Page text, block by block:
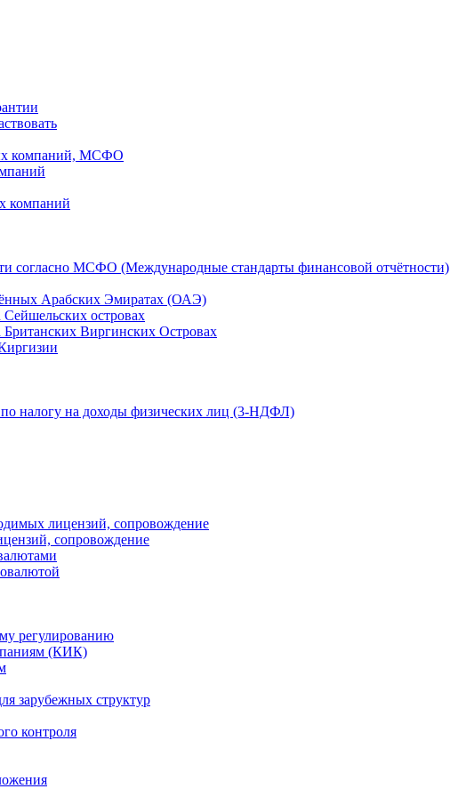
компаний, МСФО
компаний
согласно МСФО (Международные стандарты финансовой отчётности)
Арабских Эмиратах (ОАЭ)
островах
Виргинских Островах
налогу на доходы физических лиц (3-НДФЛ)
лицензий, сопровождение
сопровождение
регулированию
(КИК)
зарубежных структур
контроля